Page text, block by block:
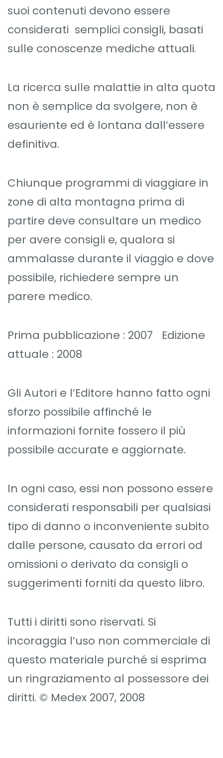
suoi contenuti devono essere
considerati semplici consigli, basati
sulle conoscenze mediche attuali.
La ricerca sulle malattie in alta quota
non è semplice da svolgere, non è
esauriente ed è lontana dall’essere
definitiva.
Chiunque programmi di viaggiare in
zone di alta montagna prima di
partire deve consultare un medico
per avere consigli e, qualora si
ammalasse durante il viaggio e dove
possibile, richiedere sempre un
parere medico.
Prima pubblicazione : 2007 Edizione
attuale : 2008
Gli Autori e l’Editore hanno fatto ogni
sforzo possibile affinché le
informazioni fornite fossero il più
possibile accurate e aggiornate.
In ogni caso, essi non possono essere
considerati responsabili per qualsiasi
tipo di danno o inconveniente subito
dalle persone, causato da errori od
omissioni o derivato da consigli o
suggerimenti forniti da questo libro.
Tutti i diritti sono riservati. Si
incoraggia l’uso non commerciale di
questo materiale purché si esprima
un ringraziamento al possessore dei
diritti. © Medex 2007, 2008